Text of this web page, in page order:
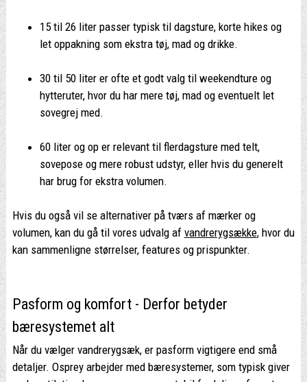
15 til 26 liter passer typisk til dagsture, korte hikes og
let oppakning som ekstra tøj, mad og drikke.
30 til 50 liter er ofte et godt valg til weekendture og
hytteruter, hvor du har mere tøj, mad og eventuelt let
sovegrej med.
60 liter og op er relevant til flerdagsture med telt,
sovepose og mere robust udstyr, eller hvis du generelt
har brug for ekstra volumen.
Hvis du også vil se alternativer på tværs af mærker og
volumen, kan du gå til vores udvalg af vandrerygsække, hvor du
kan sammenligne størrelser, features og prispunkter.
Pasform og komfort - Derfor betyder
bæresystemet alt
Når du vælger vandrerygsæk, er pasform vigtigere end små
detaljer. Osprey arbejder med bæresystemer, som typisk giver